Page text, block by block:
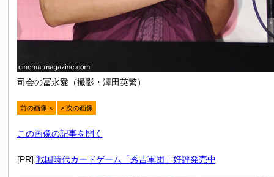
司会の冨永愛（撮影・澤田英繁）
前の画像 < > 次の画像
この画像の記事を開く
[PR] 戦国時代カードゲーム「秀吉軍団」好評発売中